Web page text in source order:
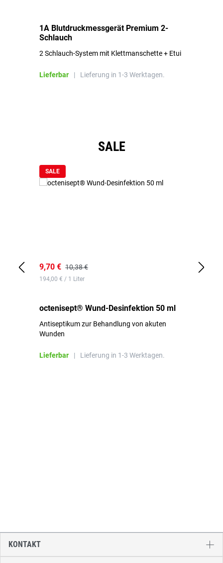
1A Blutdruckmessgerät Premium 2-
Schlauch
2 Schlauch-System mit Klettmanschette + Etui
Lieferbar | Lieferung in 1-3 Werktagen.
SALE
SALE
9,70 € 10,38 €
194,00 € / 1 Liter
octenisept® Wund-Desinfektion 50 ml
Antiseptikum zur Behandlung von akuten
Wunden
Lieferbar | Lieferung in 1-3 Werktagen.
KONTAKT